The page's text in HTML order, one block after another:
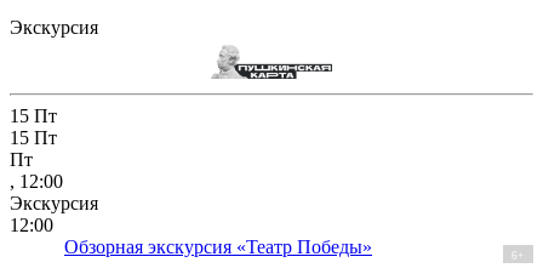
Экскурсия
15 Пт
15 Пт
Пт
, 12:00
Экскурсия
12:00
Обзорная экскурсия «Театр Победы»
6+